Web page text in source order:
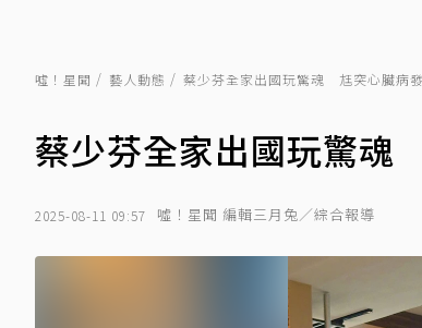
噓！星聞 藝人動態 蔡少芬全家出國玩驚魂 尪突心臟病
蔡少芬全家出國玩驚
2025-08-11 09:57 噓！星聞 編輯三月兔／綜合報導